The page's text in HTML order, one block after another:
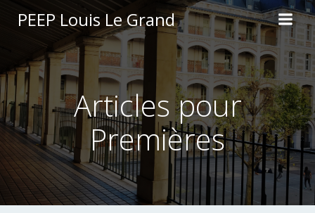
Aller
au
contenu
PEEP Louis Le Grand
Articles pour
Premières